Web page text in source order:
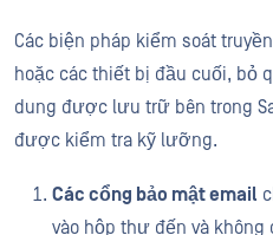
Các biện pháp kiểm soát
hoặc các thiết bị đầu cuối, bỏ
dung được lưu trữ bên trong
được kiểm tra kỹ lưỡng.
Các cổng bảo mật email
vào hộp thư đến và